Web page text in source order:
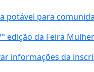
potável para
edição da Feira
informações da